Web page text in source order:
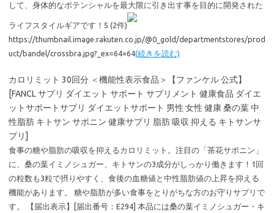
して、身体的なポテンシャルを最大限に引き出す事を目的に開発された
ライフスタイルギアです！5 (2件)
https://thumbnail.image.rakuten.co.jp/@0_gold/departmentstores/prod
uct/bandel/crossbra.jpg?_ex=64×64(続きを読む)
カロリミット 30回分 ＜機能性表示食品＞【ファンケル 公式】
[FANCL サプリ ダイエット サポート サプリメント 健康食品 ダイエ
ットサポートサプリ ダイエットサポート 男性 女性 健康 桑の葉 中
性脂肪 キトサン サポニン 健康サプリ 脂肪 吸収 抑える キトサンサ
プリ]
食事の糖や脂肪の吸収を抑えるカロリミット。注目の「茶花サポニン」
に、桑の葉イミノシュガー、キトサンの3成分がしっかり働きます！1回
の粒数も3粒で摂りやすく、食後の血糖値と中性脂肪値の上昇を抑える
機能があります。 糖や脂肪が多い食事をとりがちな方のお守りサプリで
す。 【届出表示】[届出番号：E294] 本品には桑の葉イミノシュガー・キ